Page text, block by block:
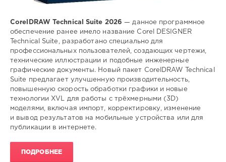
CorelDRAW Technical Suite 2026 — данное программное
обеспечение ранее имело название Corel DESIGNER
Technical Suite, разработано специально для
профессиональных пользователей, создающих чертежи,
технические иллюстрации и подобные инженерные
графические документы. Новый пакет CorelDRAW Technical
Suite предлагает улучшенную производительность,
повышенную скорость обработки графики и новые
технологии XVL для работы с трёхмерными (3D)
моделями, включая импорт, корректировку, изменение
и вывод результатов на мобильные устройства или для
публикации в интернете.
ПОДРОБНЕЕ